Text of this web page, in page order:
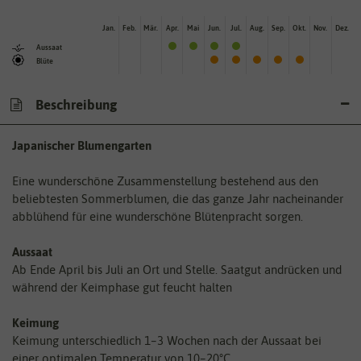
Aussaat
Blüte
Jan. Feb. Mär. Apr. Mai Jun. Jul. Aug. Sep. Okt. Nov. Dez.
Beschreibung
Japanischer Blumengarten
Eine wunderschöne Zusammenstellung bestehend aus den
beliebtesten Sommerblumen, die das ganze Jahr nacheinander
abblühend für eine wunderschöne Blütenpracht sorgen.
Aussaat
Ab Ende April bis Juli an Ort und Stelle. Saatgut andrücken und
während der Keimphase gut feucht halten
Keimung
Keimung unterschiedlich 1–3 Wochen nach der Aussaat bei